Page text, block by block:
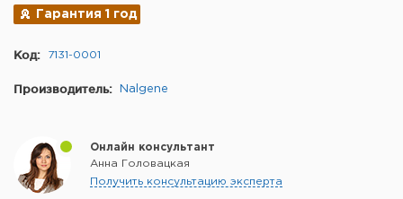
Гарантия 1 год
Код: 7131-0001
Производитель: Nalgene
Онлайн консультант
Анна Головацкая
Получить консультацию эксперта